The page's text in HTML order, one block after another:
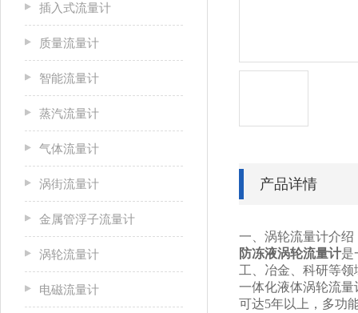
插入式流量计
质量流量计
智能流量计
蒸汽流量计
气体流量计
涡街流量计
金属管浮子流量计
涡轮流量计
电磁流量计
产品详情
一、涡轮流量计介绍
防冻液涡轮流量计是
工、冶金、科研等
一体化液体涡轮流
可达5年以上，多功